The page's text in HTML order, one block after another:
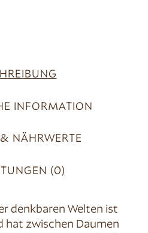
INFORMATION
NÄHRWERTE
(0)
denkbaren Welten ist
hat zwischen Daumen